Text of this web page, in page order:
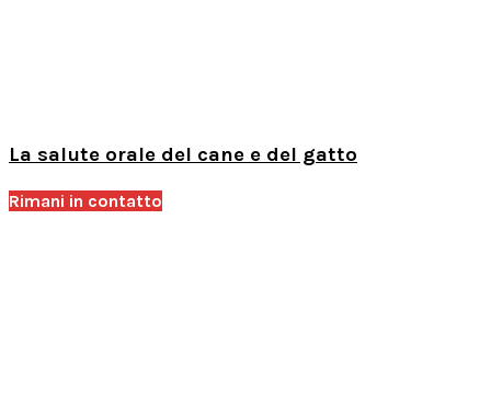
La salute orale del cane e del gatto
Rimani in contatto